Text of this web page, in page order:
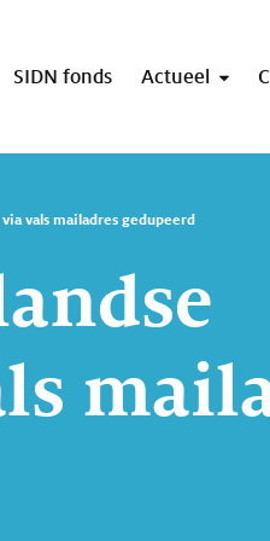
SIDN fonds Actueel
vals mailadres gedupeerd